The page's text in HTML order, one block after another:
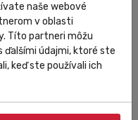
naše webové
v oblasti
Títo partneri môžu
ďalšími údajmi, ktoré ste
keď ste používali ich